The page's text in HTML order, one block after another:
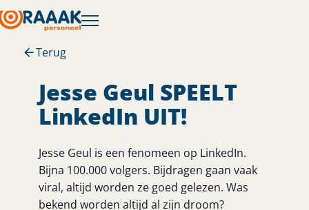
Terug
Jesse Geul SPEELT
LinkedIn UIT!
Jesse Geul is een fenomeen op LinkedIn.
Bijna 100.000 volgers. Bijdragen gaan vaak
viral, altijd worden ze goed gelezen. Was
bekend worden altijd al zijn droom?